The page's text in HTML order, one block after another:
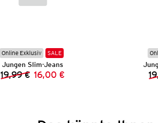
Online Exklusiv SALE
Jungen Slim-Jeans
Vorheriger Preis:
19,99 € Neuer Preis:
16,00 €